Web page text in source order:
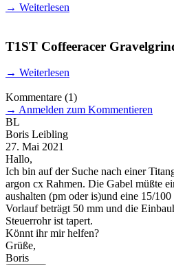
→ Weiterlesen
T1ST Coffeeracer
→ Weiterlesen
Kommentare (1)
→ Anmelden zum Kommentieren
BL
Boris Leibling
27. Mai 2021
Hallo,
Ich bin auf der Suche nach einer
argon cx Rahmen. Die Gabel müßte
aushalten (pm oder is)und eine 15/
Vorlauf beträgt 50 mm und die
Steuerrohr ist tapert.
Könnt ihr mir helfen?
Grüße,
Boris